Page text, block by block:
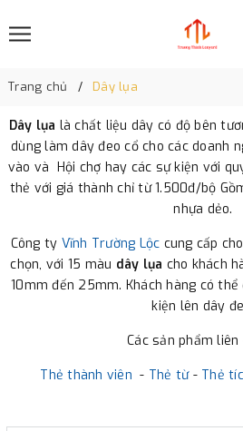
Trang chủ Dây lụa
Dây lụa là chất liệu dây có độ bên
dùng làm dây đeo cổ cho các doanh
vào và Hội chợ hay các sự kiện với
thẻ với giá thành chỉ từ 1.500đ/bộ
nhựa dẻo.
Công ty Vĩnh Trường Lộc cung cấp
chọn, với 15 màu dây lụa cho khách
10mm đến 25mm. Khách hàng có
kiện lên dây
Các sản phẩm liên
Thẻ thành viên - Thẻ từ- Thẻ